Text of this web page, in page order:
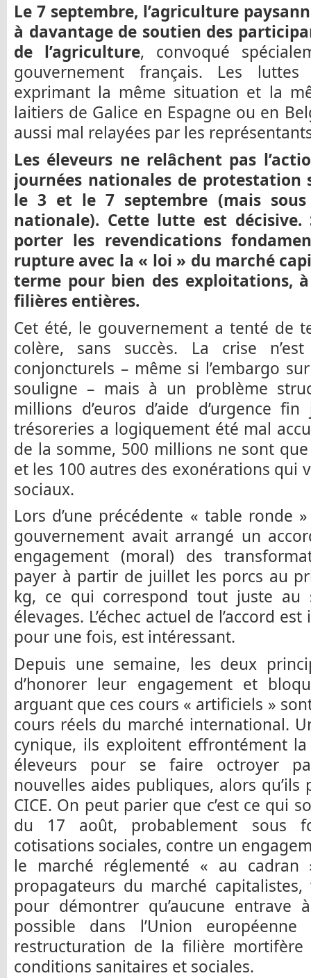
Le 7 septembre, l’agriculture
à davantage de soutien des
de l’agriculture, convoqué
gouvernement français. Les
exprimant la même situation et la
laitiers de Galice en Espagne ou en
aussi mal relayées par les
Les éleveurs ne relâchent pas
journées nationales de protestation
le 3 et le 7 septembre (mais sous
nationale). Cette lutte est
porter les revendications
rupture avec la « loi » du marché
terme pour bien des exploitations,
filières entières.
Cet été, le gouvernement a tenté de
colère, sans succès. La crise
conjoncturels – même si l’embargo
souligne – mais à un problème
millions d’euros d’aide d’urgence
trésoreries a logiquement été mal
de la somme, 500 millions ne sont
et les 100 autres des exonérations qui
sociaux.
Lors d’une précédente « table ronde
gouvernement avait arrangé un
engagement (moral) des
payer à partir de juillet les porcs au
kg, ce qui correspond tout juste
élevages. L’échec actuel de l’accord
pour une fois, est intéressant.
Depuis une semaine, les deux
d’honorer leur engagement et
arguant que ces cours « artificiels »
cours réels du marché international.
cynique, ils exploitent effrontément
éleveurs pour se faire octroyer
nouvelles aides publiques, alors
CICE. On peut parier que c’est ce qui
du 17 août, probablement sous
cotisations sociales, contre un
le marché réglementé « au
propagateurs du marché
pour démontrer qu’aucune entrave
possible dans l’Union
restructuration de la filière
conditions sanitaires et sociales.